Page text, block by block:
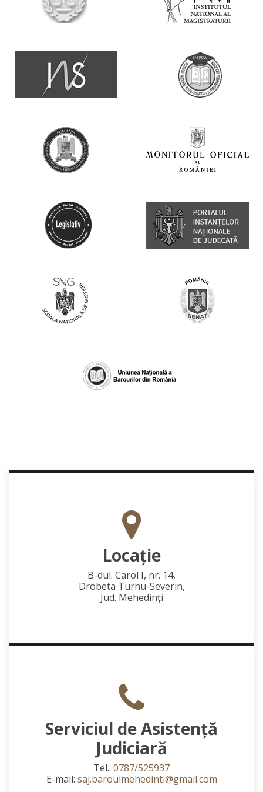
Locaţie
B-dul. Carol I, nr. 14,
Drobeta Turnu-Severin,
Jud. Mehedinţi
Serviciul de Asistență
Judiciară
Tel.: 0787/525937
E-mail: saj.baroulmehedinti@gmail.com